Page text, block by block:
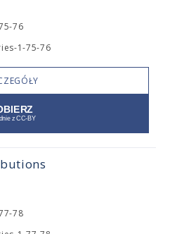
76
1-75-76
78